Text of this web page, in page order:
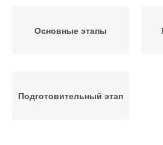
Основные этапы
Подготовительный этап